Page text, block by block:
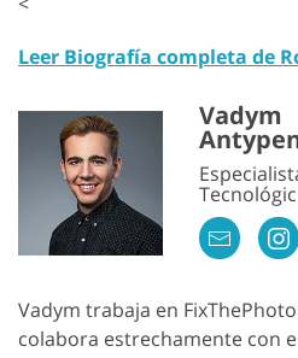
Leer Biografía completa de
Vadym
Vadym trabaja en
colabora estrechamente con